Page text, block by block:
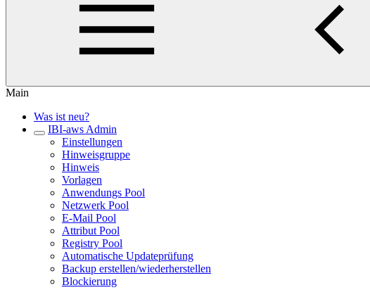
Main
Was ist neu?
IBI-aws Admin
Einstellungen
Hinweisgruppe
Hinweis
Vorlagen
Anwendungs Pool
Netzwerk Pool
E-Mail Pool
Attribut Pool
Registry Pool
Automatische Updateprüfung
Backup erstellen/wiederherstellen
Blockierung